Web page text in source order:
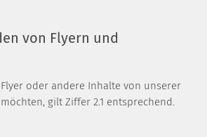
von Flyern und
oder andere Inhalte von unserer
gilt Ziffer 2.1 entsprechend.